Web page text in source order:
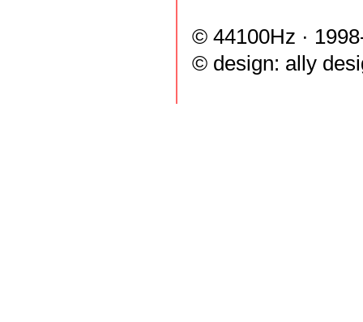
© 44100Hz ·
© design: ally